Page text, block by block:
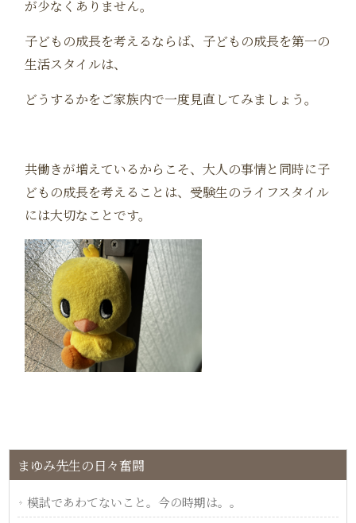
が少なくありません。
子どもの成長を考えるならば、子どもの成長を第一の
生活スタイルは、
どうするかをご家族内で一度見直してみましょう。
共働きが増えているからこそ、大人の事情と同時に子
どもの成長を考えることは、受験生のライフスタイル
には大切なことです。
まゆみ先生の日々奮闘
模試であわてないこと。今の時期は。。